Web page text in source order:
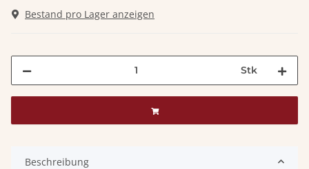
Bestand pro Lager anzeigen
Stk
Beschreibung